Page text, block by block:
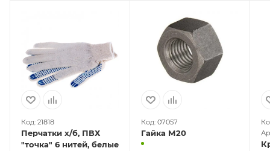
Код: 21818
Перчатки х/б, ПВХ
"точка" 6 нитей, белые
Код: 07057
Гайка М20